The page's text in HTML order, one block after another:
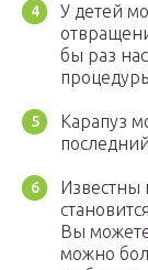
У детей
бы раз
Карапуз
Известны
Вы
можно